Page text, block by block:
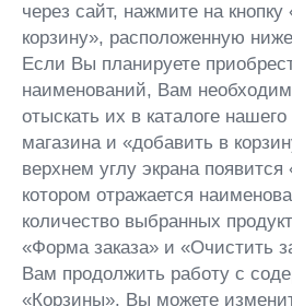
через сайт, нажмите на
корзину», расположенную
Если Вы планируете
наименований, Вам
отыскать их в каталоге нашего
магазина и «добавить в
верхнем углу экрана
котором отражается
количество выбранных
«Форма заказа» и «Очистить
Вам продолжить работу с
«Корзины». Вы можете